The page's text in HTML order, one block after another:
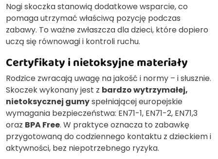
Nogi skoczka stanowią dodatkowe wsparcie, co
pomaga utrzymać właściwą pozycję podczas
zabawy. To ważne zwłaszcza dla dzieci, które dopiero
uczą się równowagi i kontroli ruchu.
Certyfikaty i nietoksyjne materiały
Rodzice zwracają uwagę na jakość i normy – i słusznie.
Skoczek wykonany jest z bardzo wytrzymałej,
nietoksycznej gumyspełniającej europejskie
wymagania bezpieczeństwa: EN71-1, EN71-2, EN71,3
oraz BPA Free. W praktyce oznacza to zabawkę
przygotowaną do codziennego kontaktu z dzieckiem i
aktywności, bez niepotrzebnego ryzyka.